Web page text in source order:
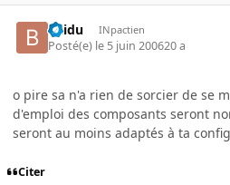
Baidu INpactien
Posté(e) le 5 juin 200620 a
o pire sa n'a rien de sorcier de se
d'emploi des composants seront
seront au moins adaptés à ta
Citer